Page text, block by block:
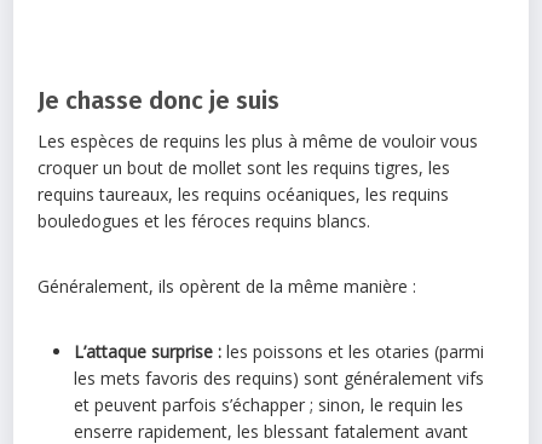
Je chasse donc je suis
Les espèces de requins les plus à même de vouloir vous
croquer un bout de mollet sont les requins tigres, les
requins taureaux, les requins océaniques, les requins
bouledogues et les féroces requins blancs.
Généralement, ils opèrent de la même manière :
L’attaque surprise : les poissons et les otaries (parmi
les mets favoris des requins) sont généralement vifs
et peuvent parfois s’échapper ; sinon, le requin les
enserre rapidement, les blessant fatalement avant